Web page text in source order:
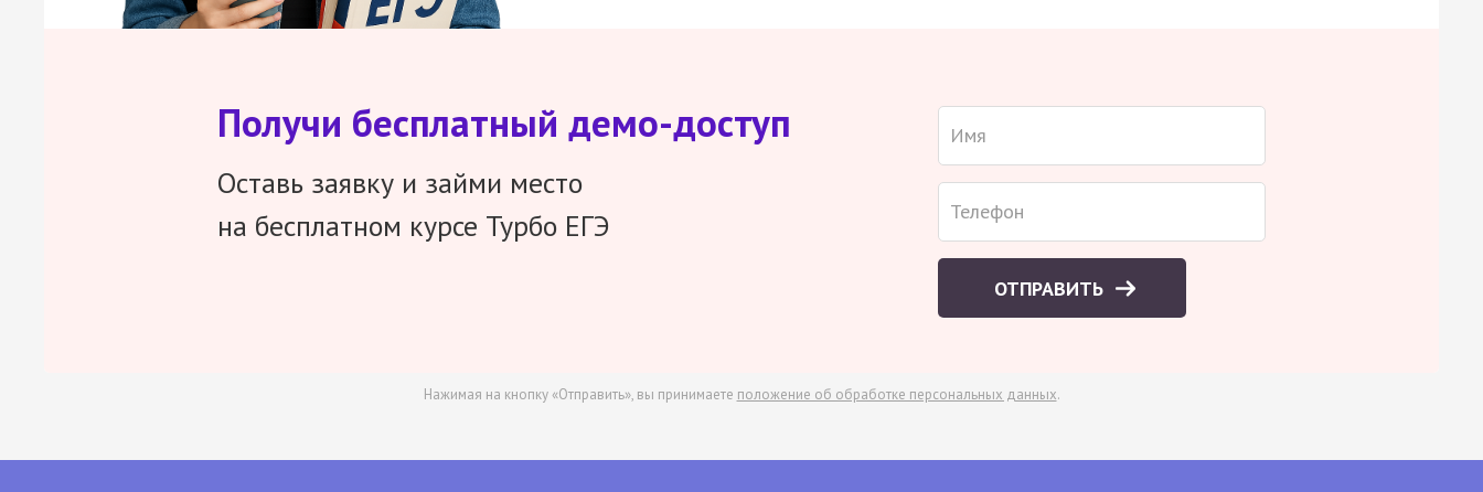
Получи бесплатный демо-доступ
Оставь заявку и займи место
на бесплатном курсе Турбо ЕГЭ
ОТПРАВИТЬ
Нажимая на кнопку «Отправить», вы принимаете положение об обработке персональных данных.